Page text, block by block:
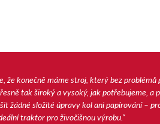
že konečně máme stroj, který bez problémů
tak široký a vysoký, jak potřebujeme, a
žádné složité úpravy kol ani papírování –
traktor pro živočišnou výrobu.“